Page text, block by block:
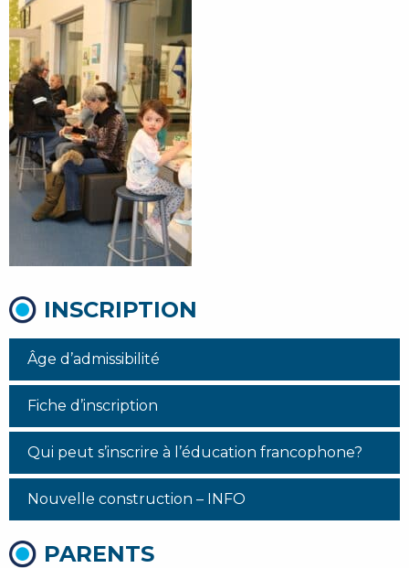
INSCRIPTION
Âge d’admissibilité
Fiche d’inscription
Qui peut s’inscrire à l’éducation francophone?
Nouvelle construction – INFO
PARENTS